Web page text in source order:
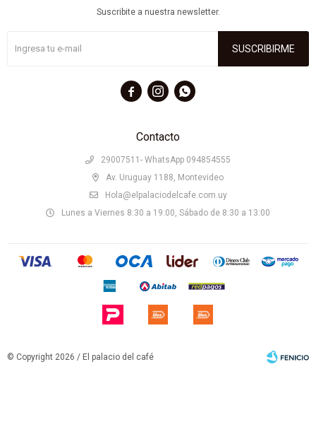
Contacto
29007511- WhatsApp 094854555
Av. Uruguay 1188, Montevideo
Hola@elpalaciodelcafe.com.uy
Lunes a Viernes 8:30 a 19:00, Sábado de 8:30 a 13:00
Suscribite a nuestra newsletter.
SUSCRIBIRME
  
© Copyright 2026 / El palacio del café